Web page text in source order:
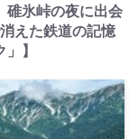
碓氷峠の夜に出会
えた鉄道の記憶
】